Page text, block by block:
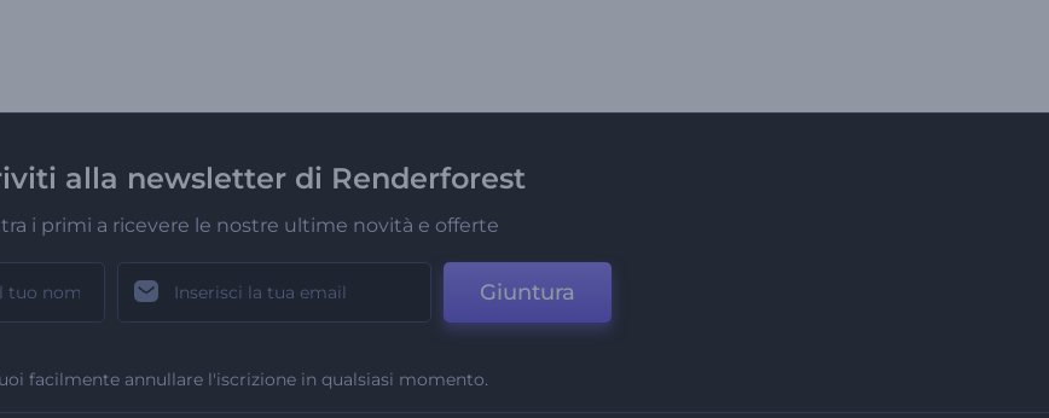
alla newsletter di Renderforest
tra i primi a ricevere le nostre ultime novità e offerte
Giuntura
facilmente annullare l'iscrizione in qualsiasi momento.